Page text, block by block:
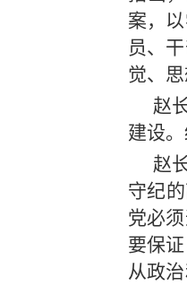
案，
员、
觉、
赵
建设
赵
守纪的
党必
要保
从政